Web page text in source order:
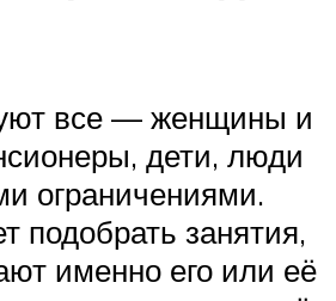
все — женщины и
дети, люди
ограничениями.
подобрать занятия,
именно его или её